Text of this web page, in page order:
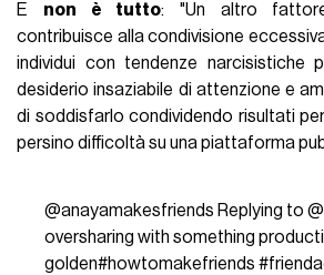
E non è tutto: "Un altro
contribuisce alla condivisione
individui con tendenze narcisistiche
desiderio insaziabile di attenzione e
di soddisfarlo condividendo risultati
persino difficoltà su una piattaforma
@anayamakesfriends Replying to
oversharing with something
golden#howtomakefriends